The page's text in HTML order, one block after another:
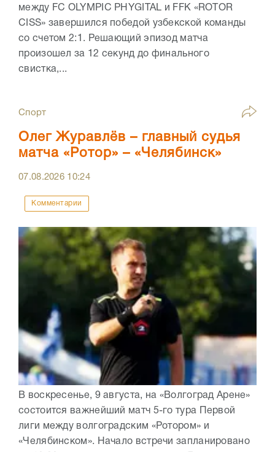
между FC OLYMPIC PHYGITAL и FFK «ROTOR
CISS» завершился победой узбекской команды
со счетом 2:1. Решающий эпизод матча
произошел за 12 секунд до финального
свистка,...
Спорт
Олег Журавлёв – главный судья
матча «Ротор» – «Челябинск»
07.08.2026 10:24
Комментарии
В воскресенье, 9 августа, на «Волгоград Арене»
состоится важнейший матч 5-го тура Первой
лиги между волгоградским «Ротором» и
«Челябинском». Начало встречи запланировано